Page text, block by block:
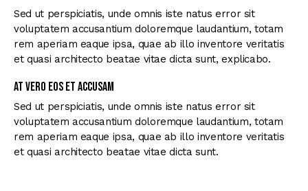
Sed ut perspiciatis, unde omnis iste natus error sit
voluptatem accusantium doloremque laudantium, totam
rem aperiam eaque ipsa, quae ab illo inventore veritatis
et quasi architecto beatae vitae dicta sunt, explicabo.
At vero eos et accusam
Sed ut perspiciatis, unde omnis iste natus error sit
voluptatem accusantium doloremque laudantium, totam
rem aperiam eaque ipsa, quae ab illo inventore veritatis
et quasi architecto beatae vitae dicta sunt.